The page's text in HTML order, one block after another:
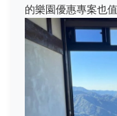
的樂園優惠專案也